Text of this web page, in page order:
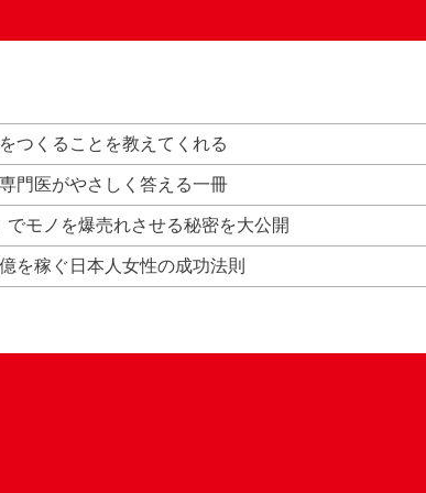
つくることを教えてくれる
門医がやさしく答える一冊
でモノを爆売れさせる秘密を大公開
を稼ぐ日本人女性の成功法則